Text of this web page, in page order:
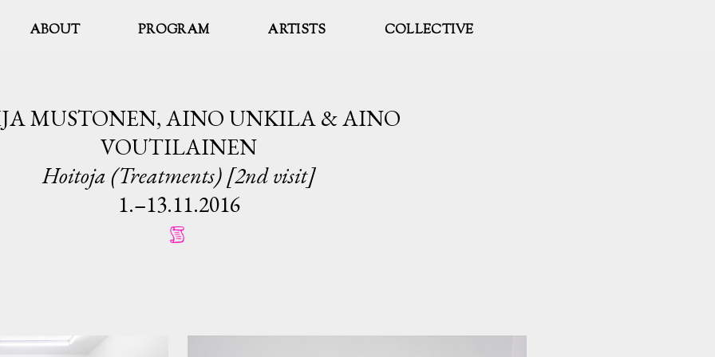
ABOUT PROGRAM ARTISTS COLLECTIVE
MUSTONEN, AINO UNKILA & AINO
VOUTILAINEN
Hoitoja (Treatments) [2nd visit]
1.–13.11.2016